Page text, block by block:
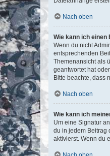
Nach oben
Wie kann ich
Wenn du nicht
entsprechenden
Themenansicht als
geantwortet hat
Bitte beachte, dass
Nach oben
Wie kann ich
Um eine Signatur
du in jedem Beitrag
aktivierst. Wenn du